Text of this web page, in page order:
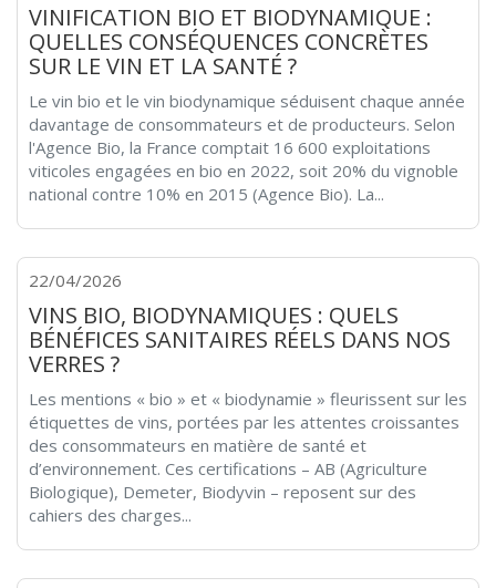
VINIFICATION BIO ET BIODYNAMIQUE :
QUELLES CONSÉQUENCES CONCRÈTES
SUR LE VIN ET LA SANTÉ ?
Le vin bio et le vin biodynamique séduisent chaque année
davantage de consommateurs et de producteurs. Selon
l'Agence Bio, la France comptait 16 600 exploitations
viticoles engagées en bio en 2022, soit 20% du vignoble
national contre 10% en 2015 (Agence Bio). La...
22/04/2026
VINS BIO, BIODYNAMIQUES : QUELS
BÉNÉFICES SANITAIRES RÉELS DANS NOS
VERRES ?
Les mentions « bio » et « biodynamie » fleurissent sur les
étiquettes de vins, portées par les attentes croissantes
des consommateurs en matière de santé et
d’environnement. Ces certifications – AB (Agriculture
Biologique), Demeter, Biodyvin – reposent sur des
cahiers des charges...